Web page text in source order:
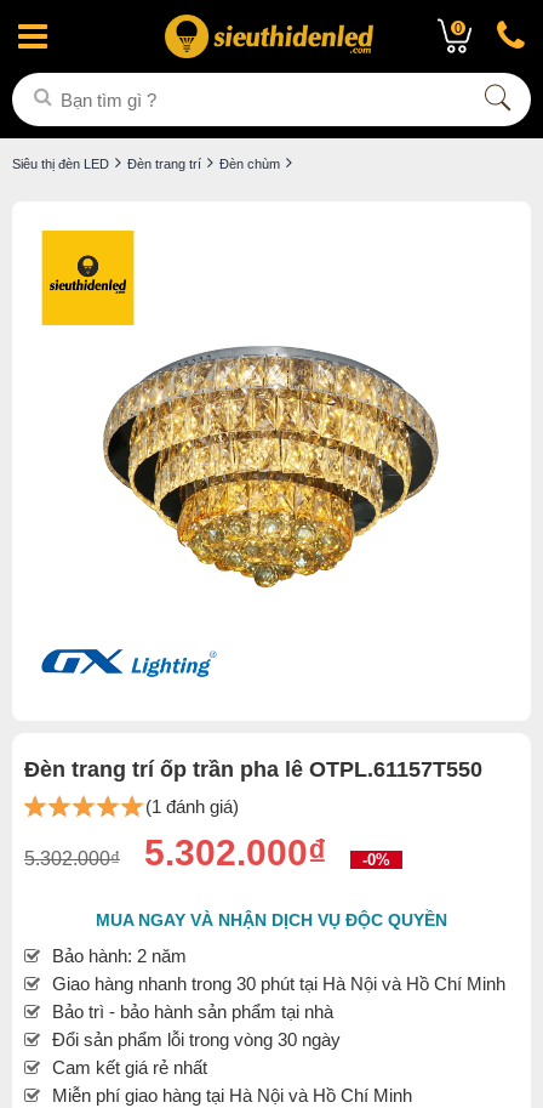
0
Siêu thị đèn LED Đèn trang trí Đèn chùm
Đèn trang trí ốp trần pha lê OTPL.61157T550
(1 đánh giá)
5.302.000₫ 5.302.000₫ -0%
MUA NGAY VÀ NHẬN DỊCH VỤ ĐỘC QUYỀN
Bảo hành: 2 năm
Giao hàng nhanh trong 30 phút tại Hà Nội và Hồ Chí Minh
Bảo trì - bảo hành sản phẩm tại nhà
Đổi sản phẩm lỗi trong vòng 30 ngày
Cam kết giá rẻ nhất
Miễn phí giao hàng tại Hà Nội và Hồ Chí Minh